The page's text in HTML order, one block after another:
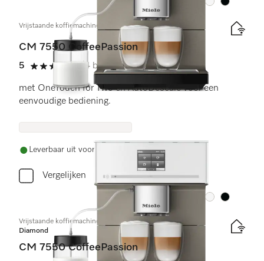
Kleur:Kleur:
Vrijstaande koffiemachine
CM 7550 CoffeePassion
5
5 sterren op 5
(4 beoordelingen)
met OneTouch for Two en AutoDescale voor een
eenvoudige bediening.
Leverbaar uit voorraad met gratis levering
Vergelijken
Kleur:Kleur:
Vrijstaande koffiemachine
Diamond
CM 7550 CoffeePassion